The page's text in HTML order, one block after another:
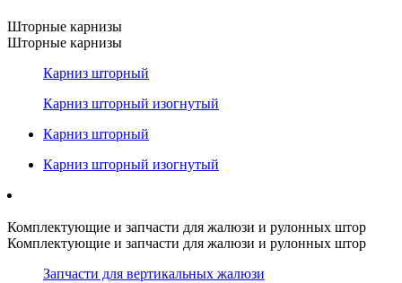
Шторные карнизы
Шторные карнизы
Карниз шторный
Карниз шторный изогнутый
Карниз шторный
Карниз шторный изогнутый
Комплектующие и запчасти для жалюзи и рулонных штор
Комплектующие и запчасти для жалюзи и рулонных штор
Запчасти для вертикальных жалюзи